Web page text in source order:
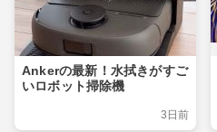
Ankerの最新！水拭きがすご
いロボット掃除機
3日前